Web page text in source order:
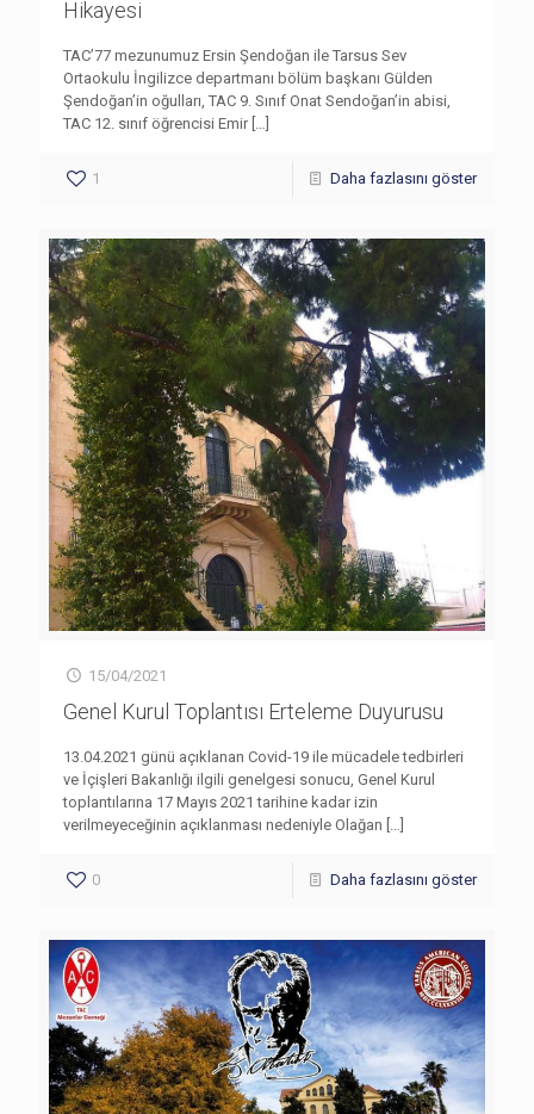
Hikayesi
TAC’77 mezunumuz Ersin Şendoğan ile Tarsus Sev
Ortaokulu İngilizce departmanı bölüm başkanı Gülden
Şendoğan’in oğulları, TAC 9. Sınıf Onat Sendoğan’in abisi,
TAC 12. sınıf öğrencisi Emir[…]
1 Daha fazlasını göster
15/04/2021
Genel Kurul Toplantısı Erteleme Duyurusu
13.04.2021 günü açıklanan Covid-19 ile mücadele tedbirleri
ve İçişleri Bakanlığı ilgili genelgesi sonucu, Genel Kurul
toplantılarına 17 Mayıs 2021 tarihine kadar izin
verilmeyeceğinin açıklanması nedeniyle Olağan […]
0 Daha fazlasını göster